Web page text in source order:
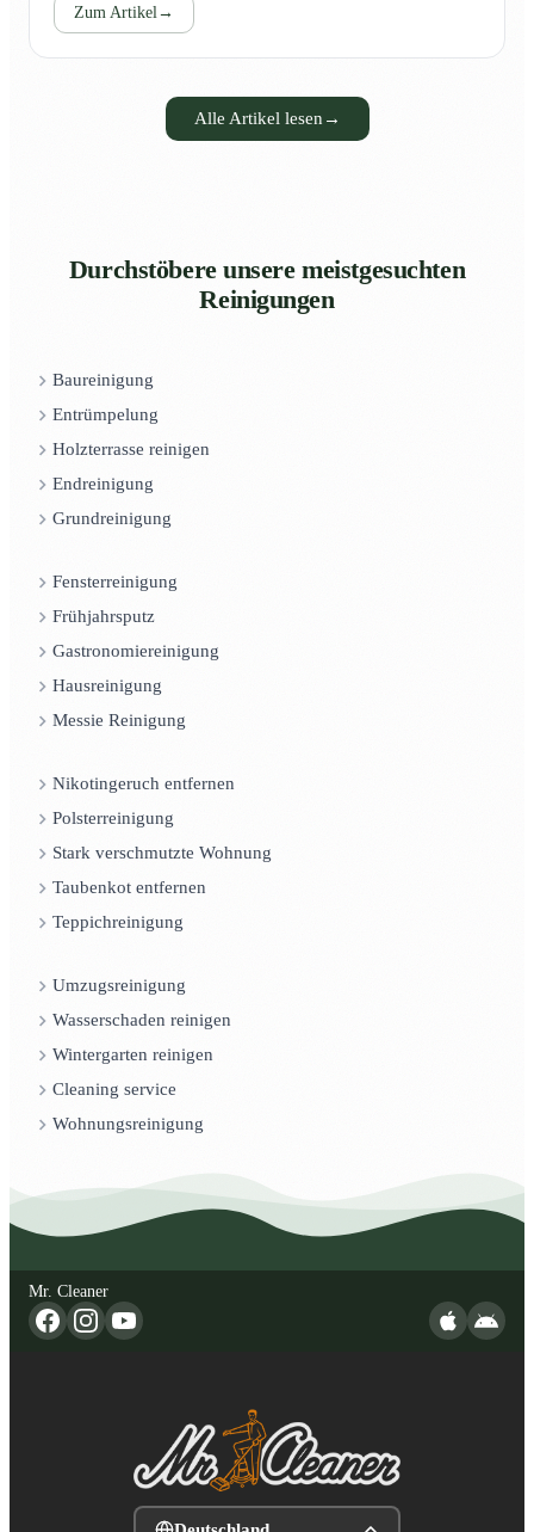
Zum Artikel→
Alle Artikel lesen →
Durchstöbere unsere meistgesuchten
Reinigungen
Baureinigung
Entrümpelung
Holzterrasse reinigen
Endreinigung
Grundreinigung
Fensterreinigung
Frühjahrsputz
Gastronomiereinigung
Hausreinigung
Messie Reinigung
Nikotingeruch entfernen
Polsterreinigung
Stark verschmutzte Wohnung
Taubenkot entfernen
Teppichreinigung
Umzugsreinigung
Wasserschaden reinigen
Wintergarten reinigen
Cleaning service
Wohnungsreinigung
Mr. Cleaner